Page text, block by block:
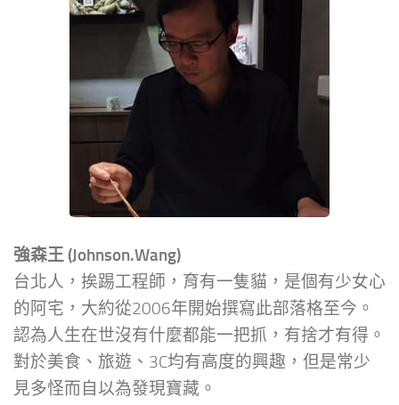
強森王 (Johnson.Wang)
台北人，挨踢工程師，育有一隻貓，是個有少女心
的阿宅，大約從2006年開始撰寫此部落格至今。
認為人生在世沒有什麼都能一把抓，有捨才有得。
對於美食、旅遊、3C均有高度的興趣，但是常少
見多怪而自以為發現寶藏。